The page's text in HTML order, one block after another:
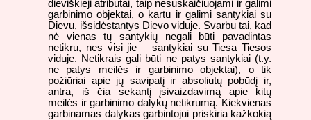
dieviškieji atributai, taip nesuskaičiuojami ir galimi
garbinimo objektai, o kartu ir galimi santykiai su
Dievu, išsidėstantys Dievo viduje. Svarbu tai, kad
nė vienas tų santykių negali būti pavadintas
netikru, nes visi jie – santykiai su Tiesa Tiesos
viduje. Netikrais gali būti ne patys santykiai (t.y.
ne patys meilės ir garbinimo objektai), o tik
požiūriai apie jų savipatį ir absoliutų pobūdį ir,
antra, iš čia sekantį įsivaizdavimą apie kitų
meilės ir garbinimo dalykų netikrumą. Kiekvienas
garbinamas dalykas garbintojui priskiria kažkokią